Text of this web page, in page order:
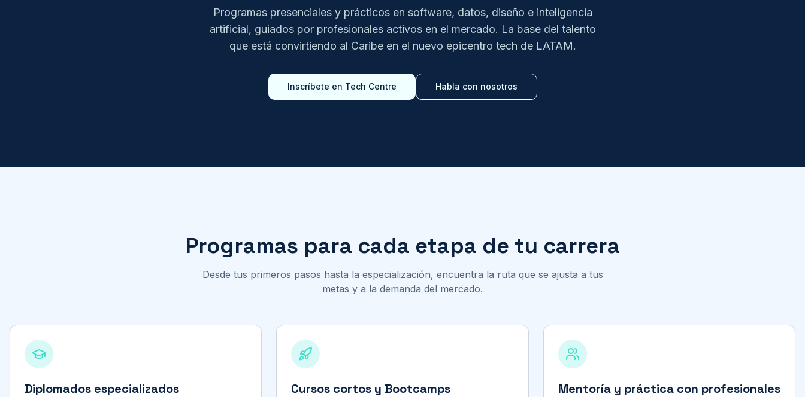
Programas presenciales y prácticos en software, datos, diseño e inteligencia
artificial, guiados por profesionales activos en el mercado. La base del talento
que está convirtiendo al Caribe en el nuevo epicentro tech de LATAM.
Inscríbete en Tech Centre Habla con nosotros
Programas para cada etapa de tu carrera
Desde tus primeros pasos hasta la especialización, encuentra la ruta que se ajusta a tus
metas y a la demanda del mercado.
Diplomados especializados Cursos cortos y Bootcamps Mentoría y práctica con profesionales